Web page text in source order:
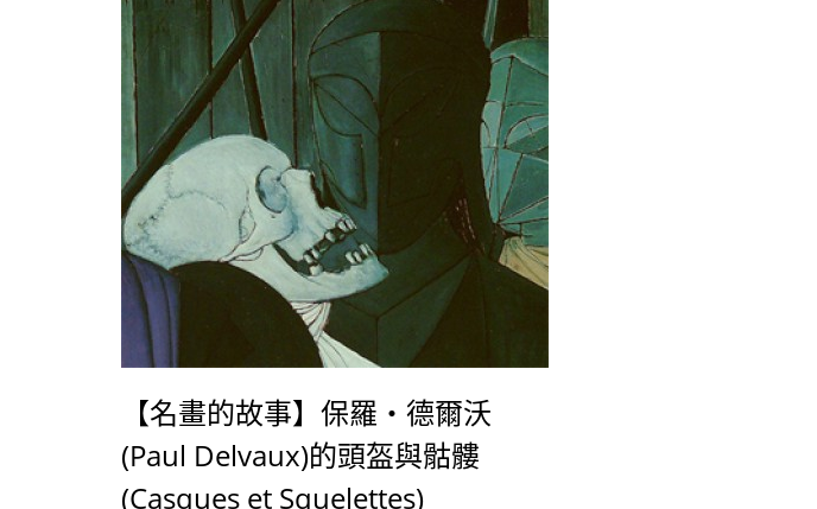
【名畫的故事】保羅‧德爾沃
(Paul Delvaux)的頭盔與骷髏
(Casques et Squelettes)